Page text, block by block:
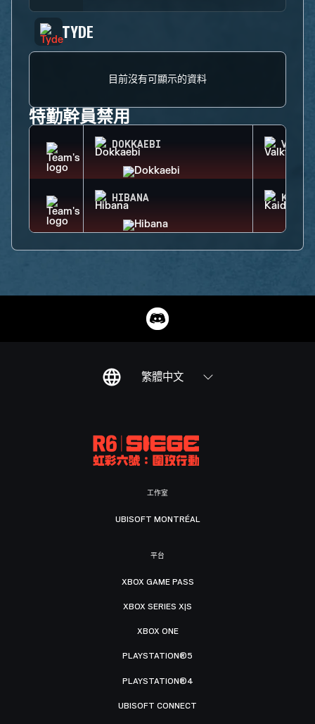
TYDE
目前沒有可顯示的資料
特勤幹員禁用
DOKKAEBI
HIBANA KAID
繁體中文
工作室
UBISOFT MONTRÉAL
平台
XBOX GAME PASS
XBOX SERIES X|S
XBOX ONE
PLAYSTATION®5
PLAYSTATION®4
UBISOFT CONNECT